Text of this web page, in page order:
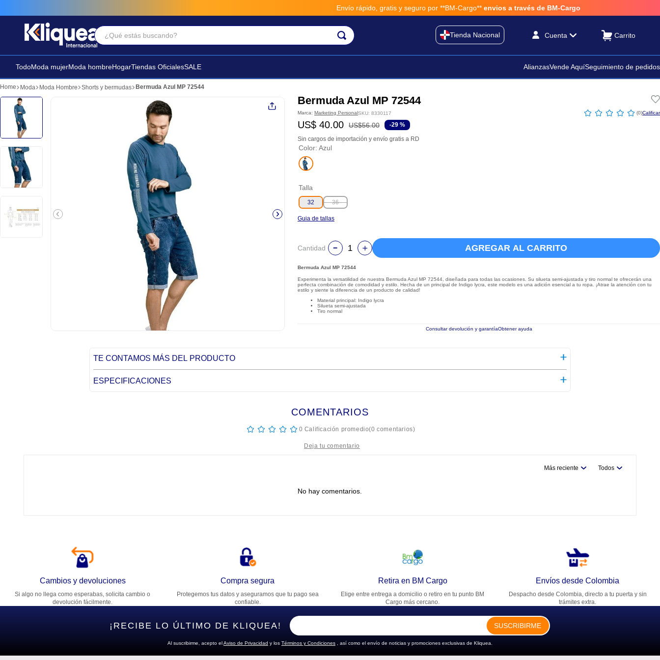
Envío rápido, gratis y seguro por **BM-Cargo** envios a través de BM-Cargo
¿Qué estás buscando?
Tienda Nacional Cuenta
TodoModa mujerModa hombreHogarTiendas OficialesSALE AlianzasVende AquíSeguimiento de pedidos
Moda Moda Hombre Shorts y bermudas Bermuda Azul MP 72544
Bermuda Azul MP 72544
Marca: Marketing PersonalSKU: 8330117 ☆ ☆ ☆ ☆ ☆ (0)
US$ 40.00 US$56.00 -29 %
Sin cargos de importación y envío gratis a RD
Color: Azul
Talla
32 36
Guia de tallas
Cantidad AGREGAR AL CARRITO
Bermuda Azul MP 72544
Experimenta la versatilidad de nuestra Bermuda Azul MP 72544, diseñada para todas las ocasiones. Su silueta semi-ajustada y tiro normal te ofrecerán una
perfecta combinación de comodidad y estilo. Hecha de un principal de Indigo lycra, este modelo es una adición esencial a tu ropa. ¡Atrae la atención con tu
estilo y siente la diferencia de un producto de calidad!
Material principal: Indigo lycra
Silueta semi-ajustada
Tiro normal
Consultar devolución y garantíaObtener ayuda
TE CONTAMOS MÁS DEL PRODUCTO
ESPECIFICACIONES
COMENTARIOS
☆ ☆ ☆ ☆ ☆ 0 Calificación promedio(0 comentarios)
Dirección de email
Escribe un comentario
Más reciente Todos
No hay comentarios.
Cambios y devoluciones
Si algo no llega como esperabas, solicita cambio o
devolución fácilmente.
Compra segura
Protegemos tus datos y aseguramos que tu pago sea
confiable.
Retira en BM Cargo
Elige entre entrega a domicilio o retiro en tu punto BM
Cargo más cercano.
Envíos desde Colombia
Despacho desde Colombia, directo a tu puerta y sin
trámites extra.
¡RECIBE LO ÚLTIMO DE KLIQUEA! SUSCRIBIRME
Al suscribirme, acepto elAviso de Privacidad y los Términos y Condiciones , así como el envío de noticias y promociones exclusivas de Kliquea.
Términos Más Buscados
2. sandalia